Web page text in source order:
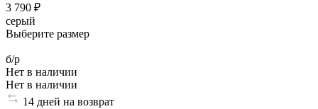
3 790 ₽
серый
Выберите размер
б/р
Нет в наличии
Нет в наличии
14 дней на возврат